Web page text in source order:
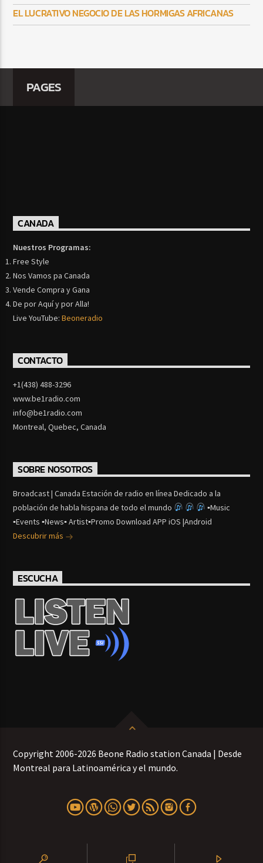
EL LUCRATIVO NEGOCIO DE LAS HORMIGAS AFRICANAS
PAGES
CANADA
Nuestros Programas:
Free Style
Nos Vamos pa Canada
Vende Compra y Gana
De por Aquí y por Alla!
Live YouTube:Beoneradio
CONTACTO
+1(438) 488-3296
www.be1radio.com
info@be1radio.com
Montreal, Quebec, Canada
SOBRE NOSOTROS
Broadcast | Canada Estación de radio en línea Dedicado a la
población de habla hispana de todo el mundo
▪Music
▪Events ▪News▪ Artist▪Promo Download APP iOS |Android
Descubrir más
ESCUCHA
Copyright 2006-2026 Beone Radio station Canada | Desde
Montreal para Latinoamérica y el mundo.